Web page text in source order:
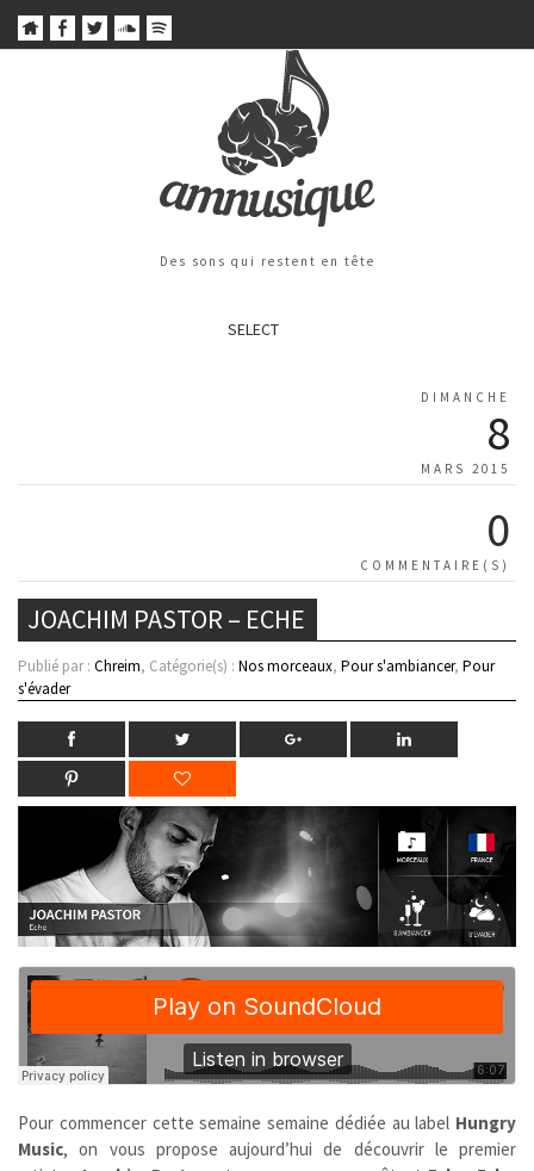
Des sons qui restent en tête
SELECT
DIMANCHE
8
MARS 2015
0
COMMENTAIRE(S)
JOACHIM PASTOR – ECHE
Publié par : Chreim, Catégorie(s) : Nos morceaux, Pour s'ambiancer, Pour
s'évader
Pour commencer cette semaine semaine dédiée au label Hungry
Music, on vous propose aujourd’hui de découvrir le premier